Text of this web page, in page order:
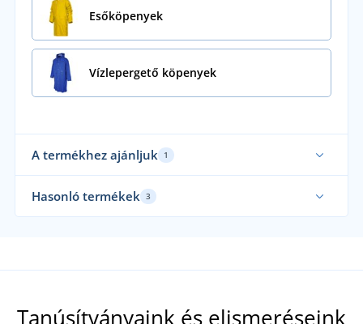
Esőköpenyek
Vízlepergető köpenyek
A termékhez ajánljuk 1
Hasonló termékek 3
Tanúsítványaink és elismeréseink